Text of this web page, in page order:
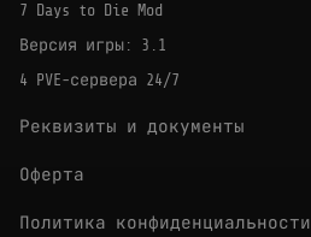
7 Days to Die Mod
Версия игры: 3.1
4 PVE-сервера 24/7
Реквизиты и документы
Оферта
Политика конфиденциальности